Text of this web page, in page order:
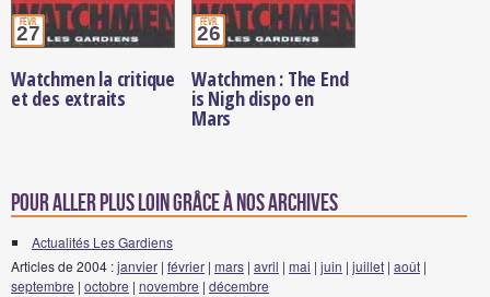
févr.
27
Watchmen la critique
et des extraits
févr.
26
Watchmen : The End
is Nigh dispo en
Mars
Pour aller plus loin grâce à nos archives
Actualités Les Gardiens
Articles de 2004 :janvier | février | mars | avril | mai | juin | juillet | août |
septembre | octobre | novembre | décembre